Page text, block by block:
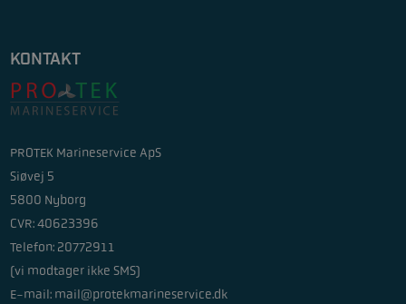
KONTAKT
PROTEK Marineservice ApS
Siøvej 5
5800 Nyborg
CVR: 40623396
Telefon: 20772911
(vi modtager ikke SMS)
E-mail: mail@protekmarineservice.dk